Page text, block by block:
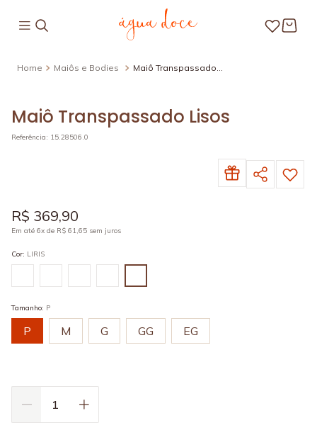
Maiôs e Bodies
Maiô Transpassado
Maiô Transpassado Lisos
Referência: 15.28506.0
R$ 369,90
Em até 6x de R$ 61,65 sem juros
Cor: LIRIS
Tamanho: P
P M G GG EG